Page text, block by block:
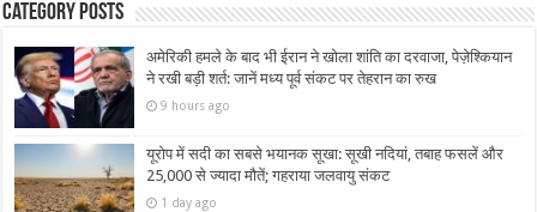
Category Posts
अमेरिकी हमले के बाद भी ईरान ने खोला शांति का दरवाजा, पेज़ेश्कियान
ने रखी बड़ी शर्त: जानें मध्य पूर्व संकट पर तेहरान का रुख
9 hours ago
यूरोप में सदी का सबसे भयानक सूखा: सूखी नदियां, तबाह फसलें और
25,000 से ज्यादा मौतें; गहराया जलवायु संकट
1 day ago